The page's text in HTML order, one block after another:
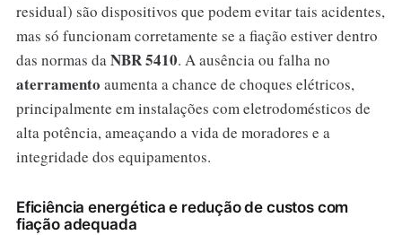
residual) são dispositivos que podem evitar tais acidentes,
mas só funcionam corretamente se a fiação estiver dentro
das normas daNBR 5410. A ausência ou falha no
aterramento aumenta a chance de choques elétricos,
principalmente em instalações com eletrodomésticos de
alta potência, ameaçando a vida de moradores e a
integridade dos equipamentos.
Eficiência energética e redução de custos com
fiação adequada